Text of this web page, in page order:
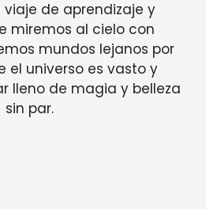
viaje de aprendizaje y
miremos al cielo con
mundos lejanos por
el universo es vasto y
lleno de magia y belleza
sin par.